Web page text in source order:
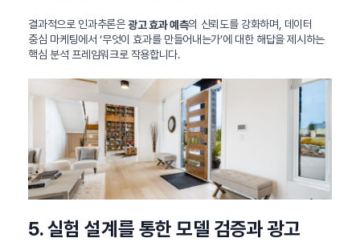
결과적으로 인과추론은광고 효과 예측의 신뢰도를 강화하며, 데이터
중심 마케팅에서 ‘무엇이 효과를 만들어내는가’에 대한 해답을 제시하는
핵심 분석 프레임워크로 작용합니다.
5. 실험 설계를 통한 모델 검증과 광고